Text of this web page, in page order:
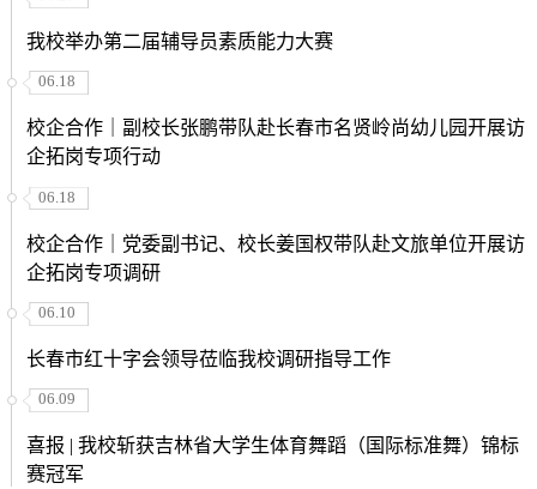
我校举办第二届辅导员素质能力大赛
06.18
校企合作｜副校长张鹏带队赴长春市名贤岭尚幼儿园开展访
企拓岗专项行动
06.18
校企合作｜党委副书记、校长姜国权带队赴文旅单位开展访
企拓岗专项调研
06.10
长春市红十字会领导莅临我校调研指导工作
06.09
喜报 | 我校斩获吉林省大学生体育舞蹈（国际标准舞）锦标
赛冠军